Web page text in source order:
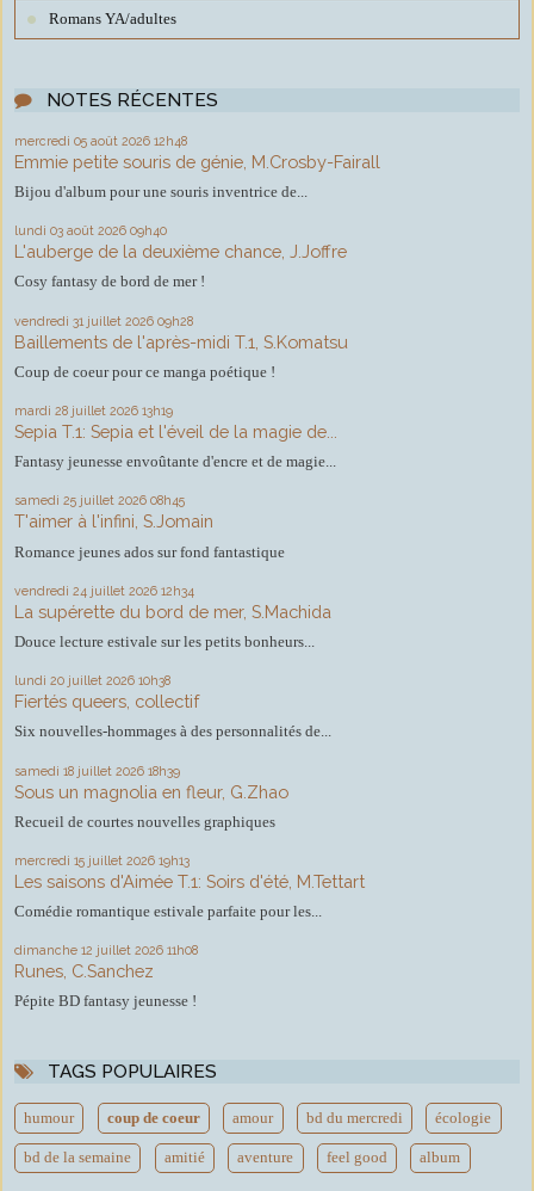
Romans YA/adultes
NOTES RÉCENTES
mercredi 05 août 2026 12h48
Emmie petite souris de génie, M.Crosby-Fairall
Bijou d'album pour une souris inventrice de...
lundi 03 août 2026 09h40
L'auberge de la deuxième chance, J.Joffre
Cosy fantasy de bord de mer !
vendredi 31 juillet 2026 09h28
Baillements de l'après-midi T.1, S.Komatsu
Coup de coeur pour ce manga poétique !
mardi 28 juillet 2026 13h19
Sepia T.1: Sepia et l'éveil de la magie de...
Fantasy jeunesse envoûtante d'encre et de magie...
samedi 25 juillet 2026 08h45
T'aimer à l'infini, S.Jomain
Romance jeunes ados sur fond fantastique
vendredi 24 juillet 2026 12h34
La supérette du bord de mer, S.Machida
Douce lecture estivale sur les petits bonheurs...
lundi 20 juillet 2026 10h38
Fiertés queers, collectif
Six nouvelles-hommages à des personnalités de...
samedi 18 juillet 2026 18h39
Sous un magnolia en fleur, G.Zhao
Recueil de courtes nouvelles graphiques
mercredi 15 juillet 2026 19h13
Les saisons d'Aimée T.1: Soirs d'été, M.Tettart
Comédie romantique estivale parfaite pour les...
dimanche 12 juillet 2026 11h08
Runes, C.Sanchez
Pépite BD fantasy jeunesse !
TAGS POPULAIRES
humour coup de coeur amour bd du mercredi écologie
bd de la semaine amitié aventure feel good album